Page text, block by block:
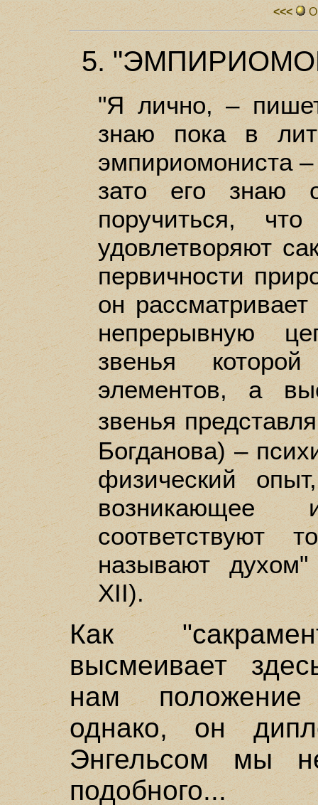
<<<
5.
"Я лично, –
знаю пока в
эмпириомониста –
зато его знаю
поручиться,
удовлетворяют
первичности
он
непрерывную
звенья
элементов, а
звенья
Богданова) –
физический
возникающее
соответствуют
называют
XII).
Как
высмеивает
нам положение
однако, он
Энгельсом мы
подобного...